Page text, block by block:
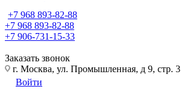
+7 968 893-82-88
+7 968 893-82-88
+7 906-731-15-33
Заказать звонок
г. Москва, ул. Промышленная, д 9, стр. 3
Войти